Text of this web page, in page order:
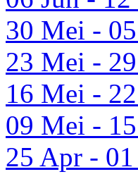
30 Mei -
23 Mei -
16 Mei -
09 Mei -
25 Apr -